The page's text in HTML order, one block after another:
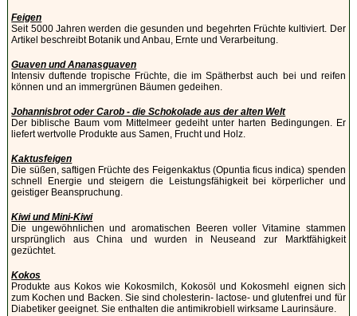
Feigen
Seit 5000 Jahren werden die gesunden und begehrten Früchte kultiviert. Der
Artikel beschreibt Botanik und Anbau, Ernte und Verarbeitung.
Guaven und Ananasguaven
Intensiv duftende tropische Früchte, die im Spätherbst auch bei und reifen
können und an immergrünen Bäumen gedeihen.
Johannisbrot oder Carob - die Schokolade aus der alten Welt
Der biblische Baum vom Mittelmeer gedeiht unter harten Bedingungen. Er
liefert wertvolle Produkte aus Samen, Frucht und Holz.
Kaktusfeigen
Die süßen, saftigen Früchte des Feigenkaktus (Opuntia ficus indica) spenden
schnell Energie und steigern die Leistungsfähigkeit bei körperlicher und
geistiger Beanspruchung.
Kiwi und Mini-Kiwi
Die ungewöhnlichen und aromatischen Beeren voller Vitamine stammen
ursprünglich aus China und wurden in Neuseand zur Marktfähigkeit
gezüchtet.
Kokos
Produkte aus Kokos wie Kokosmilch, Kokosöl und Kokosmehl eignen sich
zum Kochen und Backen. Sie sind cholesterin- lactose- und glutenfrei und für
Diabetiker geeignet. Sie enthalten die antimikrobiell wirksame Laurinsäure.